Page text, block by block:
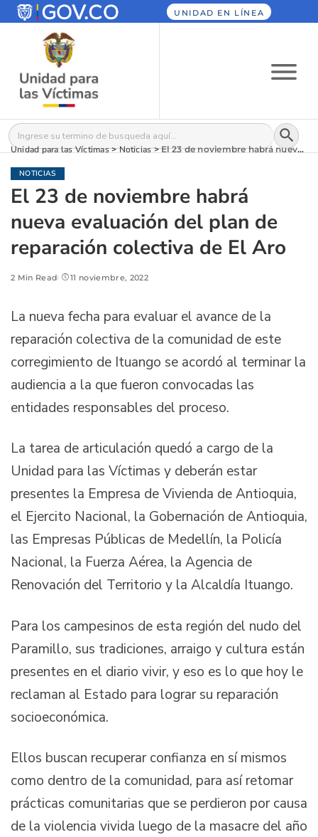
UNIDAD EN LÍNEA
Buscar: Botón
Unidad para las Víctimas>Noticias>El 23 de noviembre habrá nueva evaluación del plan de reparación colectiva de El Aro
NOTICIAS
El 23 de noviembre habrá
nueva evaluación del plan de
reparación colectiva de El Aro
2 Min Read 11 noviembre, 2022
La nueva fecha para evaluar el avance de la
reparación colectiva de la comunidad de este
corregimiento de Ituango se acordó al terminar la
audiencia a la que fueron convocadas las
entidades responsables del proceso.
La tarea de articulación quedó a cargo de la
Unidad para las Víctimas y deberán estar
presentes la Empresa de Vivienda de Antioquia,
el Ejercito Nacional, la Gobernación de Antioquia,
las Empresas Públicas de Medellín, la Policía
Nacional, la Fuerza Aérea, la Agencia de
Renovación del Territorio y la Alcaldía Ituango.
Para los campesinos de esta región del nudo del
Paramillo, sus tradiciones, arraigo y cultura están
presentes en el diario vivir, y eso es lo que hoy le
reclaman al Estado para lograr su reparación
socioeconómica.
Ellos buscan recuperar confianza en sí mismos
como dentro de la comunidad, para así retomar
prácticas comunitarias que se perdieron por causa
de la violencia vivida luego de la masacre del año